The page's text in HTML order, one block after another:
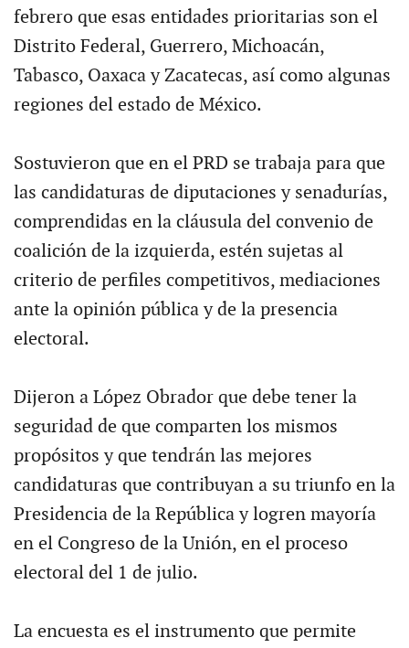
febrero que esas entidades prioritarias son el
Distrito Federal, Guerrero, Michoacán,
Tabasco, Oaxaca y Zacatecas, así como algunas
regiones del estado de México.
Sostuvieron que en el PRD se trabaja para que
las candidaturas de diputaciones y senadurías,
comprendidas en la cláusula del convenio de
coalición de la izquierda, estén sujetas al
criterio de perfiles competitivos, mediaciones
ante la opinión pública y de la presencia
electoral.
Dijeron a López Obrador que debe tener la
seguridad de que comparten los mismos
propósitos y que tendrán las mejores
candidaturas que contribuyan a su triunfo en la
Presidencia de la República y logren mayoría
en el Congreso de la Unión, en el proceso
electoral del 1 de julio.
La encuesta es el instrumento que permite